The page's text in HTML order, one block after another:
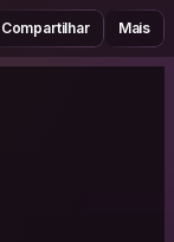
Compartilhar Mais